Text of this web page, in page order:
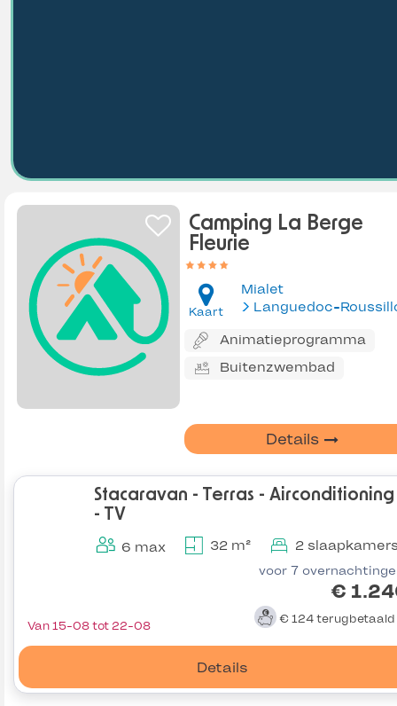
Camping La Berge
Fleurie
Kaart
Mialet
Languedoc-
Animatieprogramma
Buitenzwembad
Details
Stacaravan - Terras - Airconditioning
- TV
6 max 32 m² 2
voor 7
€
€ 124 terugbetaald
Details
Van 15-08 tot 22-08